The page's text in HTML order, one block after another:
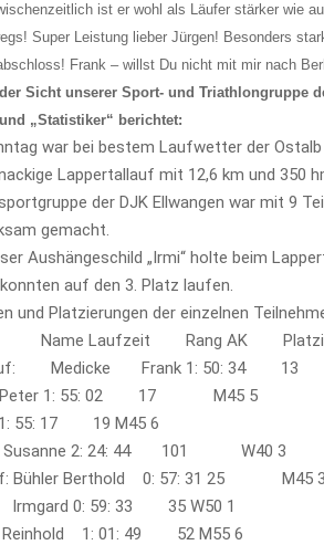
ist er wohl als Läufer stärker wie
Super Leistung lieber Jürgen! Besonders
Frank – willst Du nicht mit mir nach
Sicht unserer Sport- und Triathlongruppe
„Statistiker“ berichtet:
war bei bestem Laufwetter der
Lappertallauf mit 12,6 km und 350
der DJK Ellwangen war mit 9
gemacht.
Aushängeschild „Irmi“ holte beim
auf den 3. Platz laufen.
und Platzierungen der einzelnen
Rang AK
Medicke Frank 1: 50: 34
1: 55: 02 17 M45 5
1: 55: 17 19 M45 6
2: 24: 44 101 W40 3
Bühler Berthold 0: 57: 31 25 M45
Irmgard 0: 59: 33 35 W50 1
1: 01: 49 52 M55 6